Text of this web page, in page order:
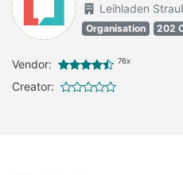
Leihladen
Organisation 202
Vendor: 76x
Creator: